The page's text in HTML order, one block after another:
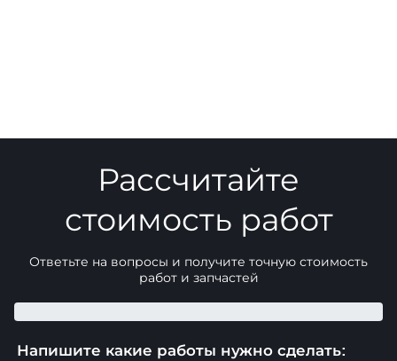
Рассчитайте
стоимость работ
Ответьте на вопросы и получите точную стоимость
работ и запчастей
Напишите какие работы нужно сделать: